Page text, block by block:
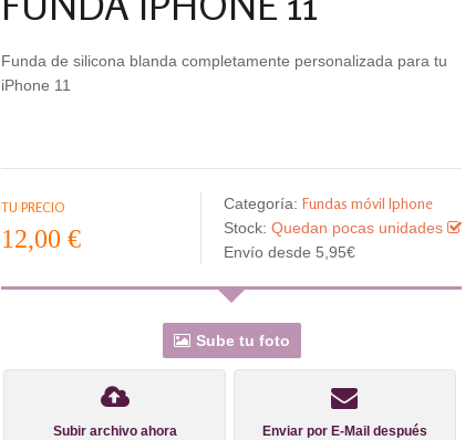
Funda de silicona blanda completamente personalizada para tu
iPhone 11
TU PRECIO
12,00 €
Categoría: Fundas móvil Iphone
Stock: Quedan pocas unidades
Envío desde 5,95€
Sube tu foto
Subir archivo ahora Enviar por E-Mail después